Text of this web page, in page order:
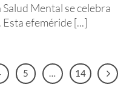
Mental se celebra
efeméride [...]
5 … 14